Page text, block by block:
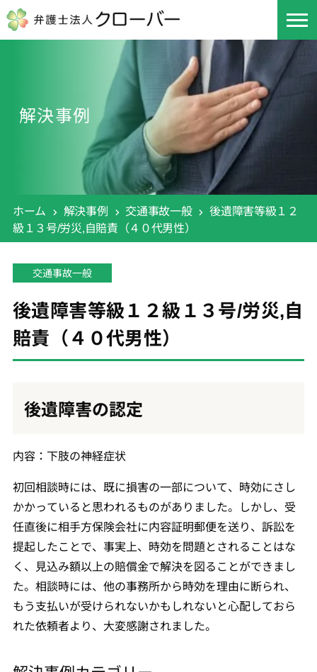
解決事例
ホーム 解決事例 交通事故一般
後遺障害等級１２
級１３号/労災,自賠責（４０代男性）
交通事故一般
後遺障害等級１２級１３号/労災,自
賠責（４０代男性）
後遺障害の認定
内容：下肢の神経症状
初回相談時には、既に損害の一部について、時効にさし
かかっていると思われるものがありました。しかし、受
任直後に相手方保険会社に内容証明郵便を送り、訴訟を
提起したことで、事実上、時効を問題とされることはな
く、見込み額以上の賠償金で解決を図ることができまし
た。相談時には、他の事務所から時効を理由に断られ、
もう支払いが受けられないかもしれないと心配しておら
れた依頼者より、大変感謝されました。